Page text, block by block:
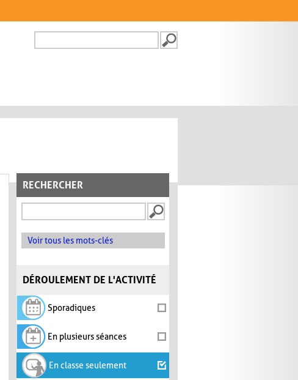
FORMULAIRE DE
RECHERCHER
Voir tous les mots-clés
DÉROULEMENT DE L'ACTIVITÉ
Sporadiques
En plusieurs séances
En classe seulement